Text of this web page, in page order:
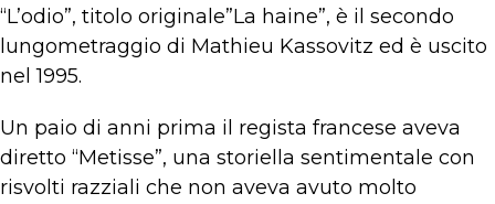
“L’odio”, titolo originale”La haine”, è il secondo
lungometraggio di Mathieu Kassovitz ed è uscito
nel 1995.
Un paio di anni prima il regista francese aveva
diretto “Metisse”, una storiella sentimentale con
risvolti razziali che non aveva avuto molto